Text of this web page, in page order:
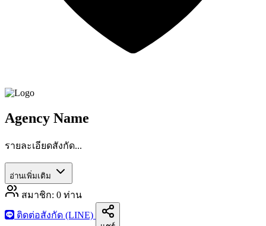
Agency Name
รายละเอียดสังกัด...
อ่านเพิ่มเติม
สมาชิก: 0 ท่าน
ติดต่อสังกัด (LINE)